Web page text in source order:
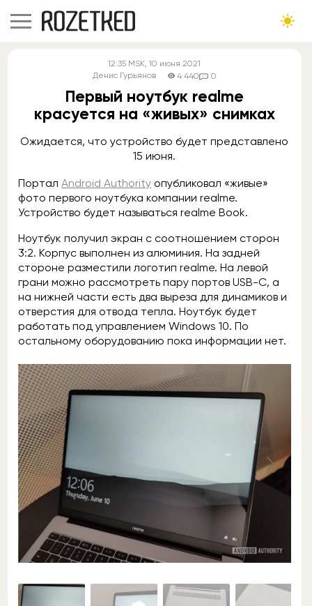
12:35 MSK, 10 июня 2021
Денис Гурьянов
4 440 0
Первый ноутбук realme
красуется на «живых» снимках
Ожидается, что устройство будет представлено
15 июня.
Портал Android Authority опубликовал «живые»
фото первого ноутбука компании realme.
Устройство будет называться realme Book.
Ноутбук получил экран с соотношением сторон
3:2. Корпус выполнен из алюминия. На задней
стороне разместили логотип realme. На левой
грани можно рассмотреть пару портов USB-C, а
на нижней части есть два выреза для динамиков и
отверстия для отвода тепла. Ноутбук будет
работать под управлением Windows 10. По
остальному оборудованию пока информации нет.